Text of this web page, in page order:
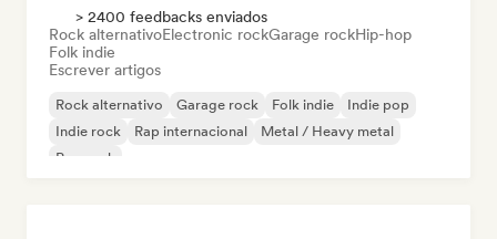
> 2400 feedbacks enviados
Rock alternativoElectronic rockGarage rockHip-hop
Folk indie
Escrever artigos
Rock alternativo Garage rock Folk indie
Indie pop
Indie rock
Rap internacional
Metal / Heavy metal
Pop rock